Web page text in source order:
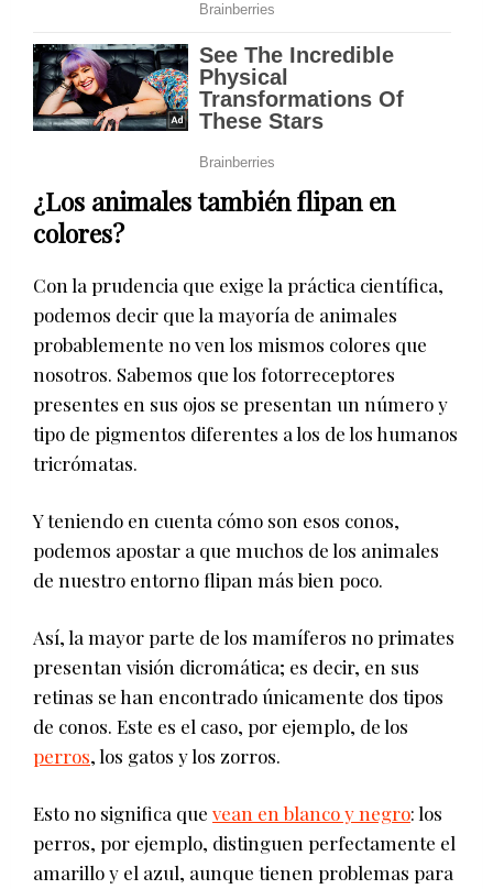
¿Los animales también flipan en
colores?
Con la prudencia que exige la práctica científica,
podemos decir que la mayoría de animales
probablemente no ven los mismos colores que
nosotros. Sabemos que los fotorreceptores
presentes en sus ojos se presentan un número y
tipo de pigmentos diferentes a los de los humanos
tricrómatas.
Y teniendo en cuenta cómo son esos conos,
podemos apostar a que muchos de los animales
de nuestro entorno flipan más bien poco.
Así, la mayor parte de los mamíferos no primates
presentan visión dicromática; es decir, en sus
retinas se han encontrado únicamente dos tipos
de conos. Este es el caso, por ejemplo, de los
perros, los gatos y los zorros.
Esto no significa que vean en blanco y negro: los
perros, por ejemplo, distinguen perfectamente el
amarillo y el azul, aunque tienen problemas para